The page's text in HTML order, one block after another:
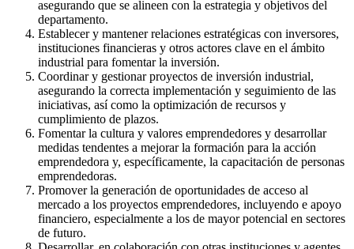
asegurando que se alineen con la estrategia y objetivos del
departamento.
Establecer y mantener relaciones estratégicas con inversores,
instituciones financieras y otros actores clave en el ámbito
industrial para fomentar la inversión.
Coordinar y gestionar proyectos de inversión industrial,
asegurando la correcta implementación y seguimiento de las
iniciativas, así como la optimización de recursos y
cumplimiento de plazos.
Fomentar la cultura y valores emprendedores y desarrollar
medidas tendentes a mejorar la formación para la acción
emprendedora y, específicamente, la capacitación de personas
emprendedoras.
Promover la generación de oportunidades de acceso al
mercado a los proyectos emprendedores, incluyendo e apoyo
financiero, especialmente a los de mayor potencial en sectores
de futuro.